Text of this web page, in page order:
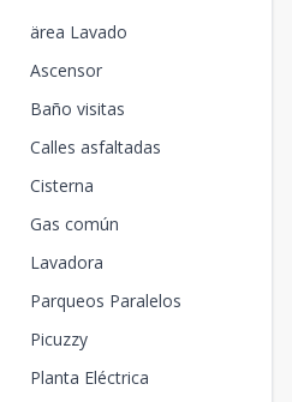
ärea Lavado
Ascensor
Baño visitas
Calles asfaltadas
Cisterna
Gas común
Lavadora
Parqueos Paralelos
Picuzzy
Planta Eléctrica